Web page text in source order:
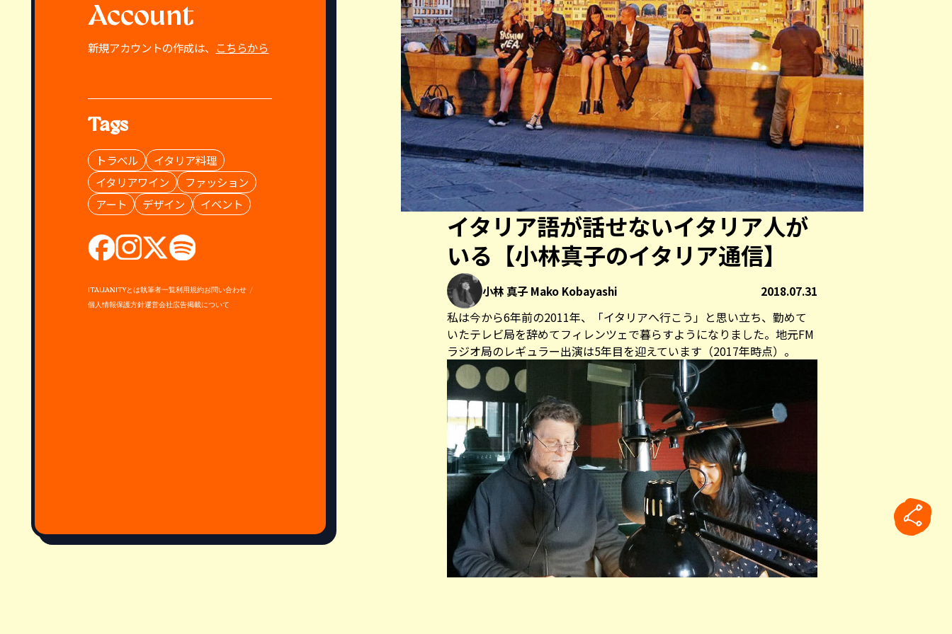
Account
新規アカウントの作成は、 こちらから
Tags
トラベル
イタリア料理
イタリアワイン
ファッション
アート
デザイン イベント
ITALIANITYとは執筆者一覧利用規約お問い合わせ
個人情報保護方針運営会社広告掲載について
イタリア語が話せないイタリア人が
いる【小林真子のイタリア通信】
小林 真子 Mako Kobayashi 2018.07.31
私は今から6年前の2011年、「イタリアへ行こう」と思い立ち、勤めて
いたテレビ局を辞めてフィレンツェで暮らすようになりました。地元FM
ラジオ局のレギュラー出演は5年目を迎えています（2017年時点）。